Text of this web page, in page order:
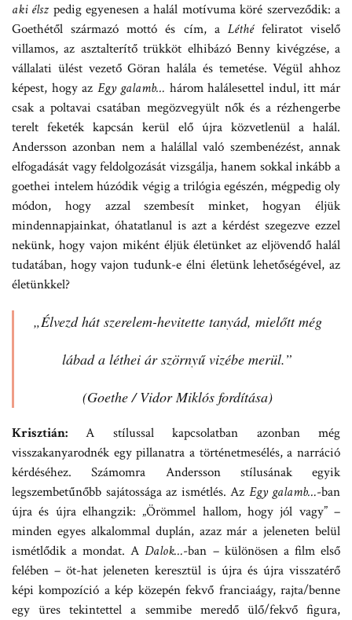
aki élsz pedig egyenesen a halál motívuma köré szerveződik: a
Goethétől származó mottó és cím, a Léthéfeliratot viselő
villamos, az asztalterítő trükköt elhibázó Benny kivégzése, a
vállalati ülést vezető Göran halála és temetése. Végül ahhoz
képest, hogy az Egy galamb… három halálesettel indul, itt már
csak a poltavai csatában megözvegyült nők és a rézhengerbe
terelt feketék kapcsán kerül elő újra közvetlenül a halál.
Andersson azonban nem a halállal való szembenézést, annak
elfogadását vagy feldolgozását vizsgálja, hanem sokkal inkább a
goethei intelem húzódik végig a trilógia egészén, mégpedig oly
módon, hogy azzal szembesít minket, hogyan éljük
mindennapjainkat, óhatatlanul is azt a kérdést szegezve ezzel
nekünk, hogy vajon miként éljük életünket az eljövendő halál
tudatában, hogy vajon tudunk-e élni életünk lehetőségével, az
életünkkel?
„Élvezd hát szerelem-hevitette tanyád, mielőtt még
lábad a léthei ár szörnyű vizébe merül.”
(Goethe / Vidor Miklós fordítása)
Krisztián: A stílussal kapcsolatban azonban még
visszakanyarodnék egy pillanatra a történetmesélés, a narráció
kérdéséhez. Számomra Andersson stílusának egyik
legszembetűnőbb sajátossága az ismétlés. Az Egy galamb…-ban
újra és újra elhangzik: „Örömmel hallom, hogy jól vagy” –
minden egyes alkalommal duplán, azaz már a jeleneten belül
ismétlődik a mondat. ADalok…-ban – különösen a film első
felében – öt-hat jeleneten keresztül is újra és újra visszatérő
képi kompozíció a kép közepén fekvő franciaágy, rajta/benne
egy üres tekintettel a semmibe meredő ülő/fekvő figura,